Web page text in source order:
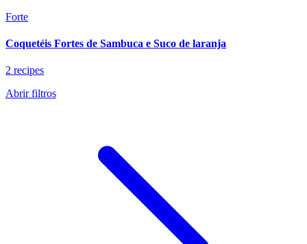
Forte
Coquetéis Fortes de Sambuca e Suco de laranja
2 recipes
Abrir filtros